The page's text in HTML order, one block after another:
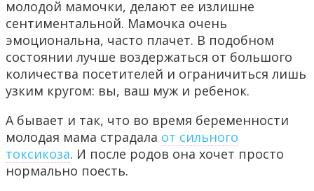
молодой мамочки, делают ее излишне
сентиментальной. Мамочка очень
эмоциональна, часто плачет. В подобном
состоянии лучше воздержаться от большого
количества посетителей и ограничиться лишь
узким кругом: вы, ваш муж и ребенок.
А бывает и так, что во время беременности
молодая мама страдала от сильного
токсикоза. И после родов она хочет просто
нормально поесть.